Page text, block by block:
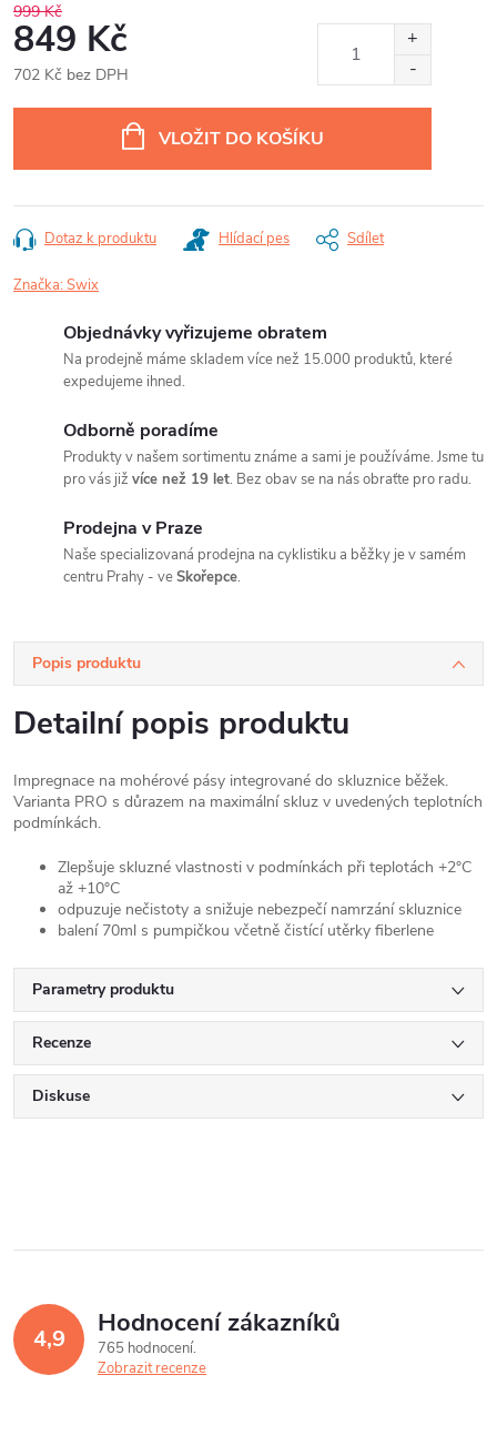
999 Kč
849 Kč
702 Kč bez DPH
VLOŽIT DO KOŠÍKU
Dotaz k produktu Hlídací pes Sdílet
Značka:Swix
Objednávky vyřizujeme obratem
Na prodejně máme skladem více než 15.000 produktů, které
expedujeme ihned.
Odborně poradíme
Produkty v našem sortimentu známe a sami je používáme. Jsme tu
pro vás již více než 19 let. Bez obav se na nás obraťte pro radu.
Prodejna v Praze
Naše specializovaná prodejna na cyklistiku a běžky je v samém
centru Prahy - veSkořepce.
Popis produktu
Detailní popis produktu
Impregnace na mohérové pásy integrované do skluznice běžek.
Varianta PRO s důrazem na maximální skluz v uvedených teplotních
podmínkách.
Zlepšuje skluzné vlastnosti v podmínkách při teplotách +2°C
až +10°C
odpuzuje nečistoty a snižuje nebezpečí namrzání skluznice
balení 70ml s pumpičkou včetně čistící utěrky fiberlene
Parametry produktu
Recenze
Diskuse
4,9 Hodnocení zákazníků
765 hodnocení
Zobrazit recenze